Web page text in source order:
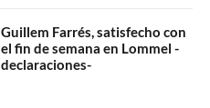
Guillem Farrés, satisfecho con
el fin de semana en Lommel -
declaraciones-